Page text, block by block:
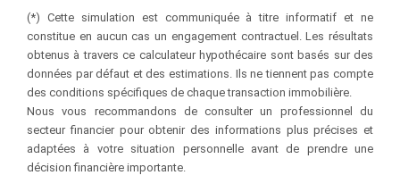
(*) Cette simulation est communiquée à titre informatif et ne
constitue en aucun cas un engagement contractuel. Les résultats
obtenus à travers ce calculateur hypothécaire sont basés sur des
données par défaut et des estimations. Ils ne tiennent pas compte
des conditions spécifiques de chaque transaction immobilière.
Nous vous recommandons de consulter un professionnel du
secteur financier pour obtenir des informations plus précises et
adaptées à votre situation personnelle avant de prendre une
décision financière importante.